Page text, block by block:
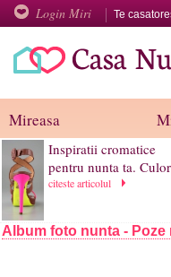
Login Miri Te
Mireasa
Inspiratii cromatice
pentru nunta ta.
citeste articolul
Album foto nunta -